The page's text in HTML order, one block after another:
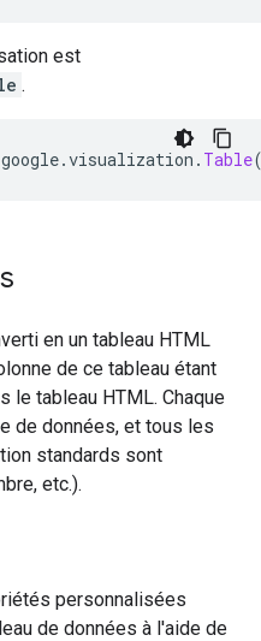
est
.
google.visualization . Table
en un tableau HTML
de ce tableau étant
le tableau HTML. Chaque
de données, et tous les
standards sont
etc.).
personnalisées
de données à l'aide de